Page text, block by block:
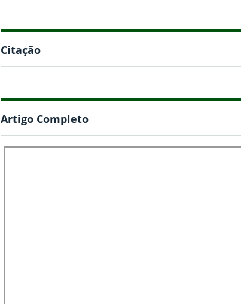
Citação
Artigo Completo